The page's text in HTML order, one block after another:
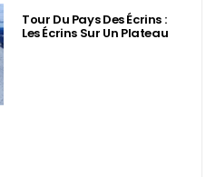
Tour Du Pays Des Écrins :
Les Écrins Sur Un Plateau